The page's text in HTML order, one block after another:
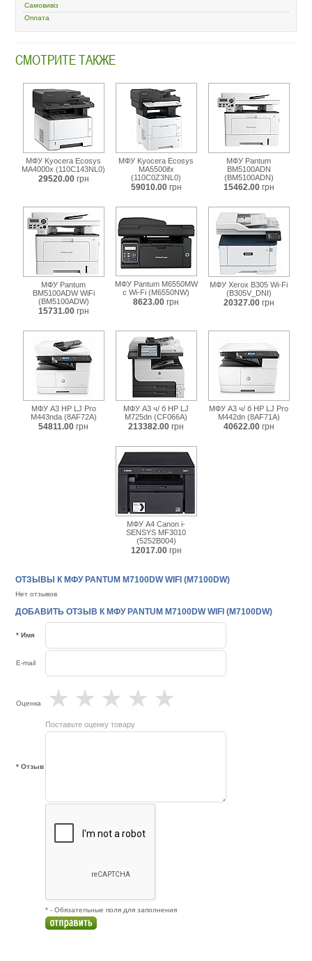
Самовивіз
Оплата
СМОТРИТЕ ТАКЖЕ
МФУ Kyocera Ecosys
MA4000x (110C143NL0)
29520.00 грн
МФУ Kyocera Ecosys
MA5500ifx
(110C0Z3NL0)
59010.00 грн
МФУ Pantum
BM5100ADN
(BM5100ADN)
15462.00 грн
МФУ Pantum
BM5100ADW WiFi
(BM5100ADW)
15731.00 грн
МФУ Pantum M6550MW
с Wi-Fi (M6550NW)
8623.00 грн
МФУ Xerox B305 Wi-Fi
(B305V_DNI)
20327.00 грн
МФУ А3 HP LJ Pro
M443nda (8AF72A)
54811.00 грн
МФУ А3 ч/ б HP LJ
M725dn (CF066A)
213382.00 грн
МФУ А3 ч/ б HP LJ Pro
M442dn (8AF71A)
40622.00 грн
МФУ А4 Canon i-
SENSYS MF3010
(5252B004)
12017.00 грн
ОТЗЫВЫ К МФУ PANTUM M7100DW WIFI (M7100DW)
Нет отзывов
ДОБАВИТЬ ОТЗЫВ К МФУ PANTUM M7100DW WIFI (M7100DW)
* Имя
E-mail
Оценка ★
★
★
★
★
Поставьте оценку товару
* Отзыв
* - Обязательные поля для заполнения